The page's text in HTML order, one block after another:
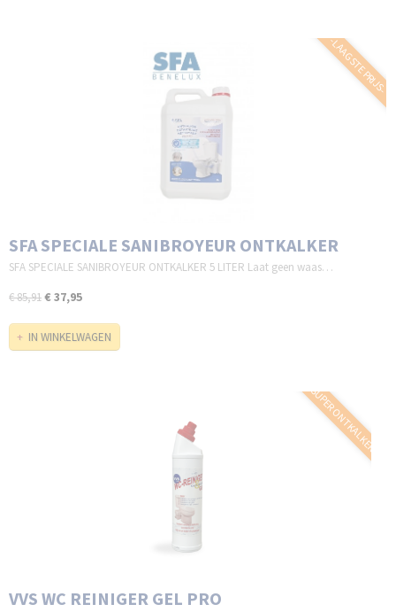
-LAAGSTE PRIJS-
SFA SPECIALE SANIBROYEUR ONTKALKER
SFA SPECIALE SANIBROYEUR ONTKALKER 5 LITER Laat geen waas…
€ 85,91€ 37,95
IN WINKELWAGEN
- SUPER ONTKALKER -
VVS WC REINIGER GEL PRO